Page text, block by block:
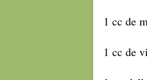
1 cc de
1 cc de